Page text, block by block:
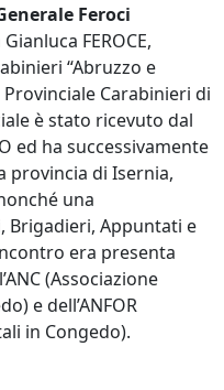
Feroci
FEROCE,
“Abruzzo e
Carabinieri di
è stato ricevuto dal
ed ha successivamente
provincia di Isernia,
una
Brigadieri, Appuntati e
era presenta
(Associazione
e dell’ANFOR
in Congedo).